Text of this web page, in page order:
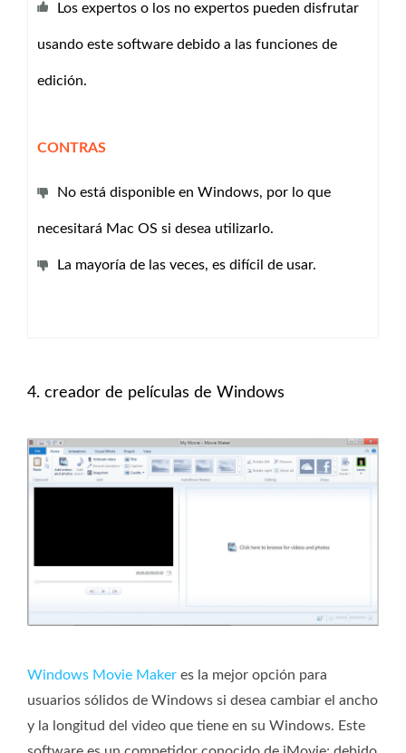
Los expertos o los no expertos pueden disfrutar
usando este software debido a las funciones de
edición.
CONTRAS
No está disponible en Windows, por lo que
necesitará Mac OS si desea utilizarlo.
La mayoría de las veces, es difícil de usar.
4. creador de películas de Windows
Windows Movie Maker es la mejor opción para
usuarios sólidos de Windows si desea cambiar el ancho
y la longitud del video que tiene en su Windows. Este